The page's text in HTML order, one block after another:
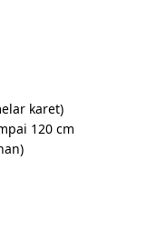
karet)
120 cm